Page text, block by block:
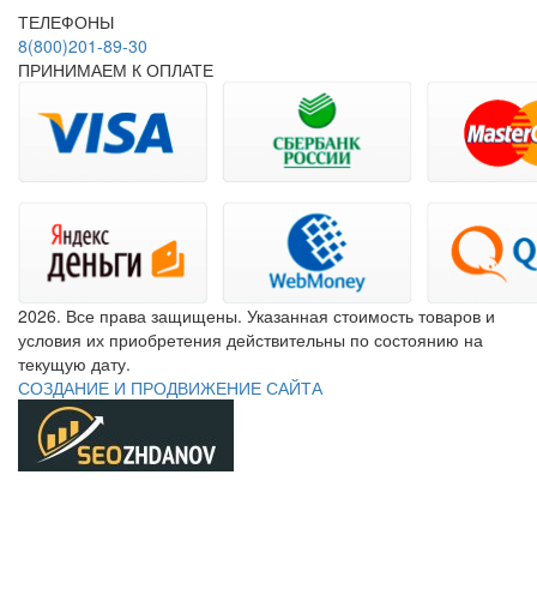
ТЕЛЕФОНЫ
8(800)201-89-30
ПРИНИМАЕМ К ОПЛАТЕ
2026. Все права защищены. Указанная стоимость товаров и
условия их приобретения действительны по состоянию на
текущую дату.
СОЗДАНИЕ И ПРОДВИЖЕНИЕ САЙТА